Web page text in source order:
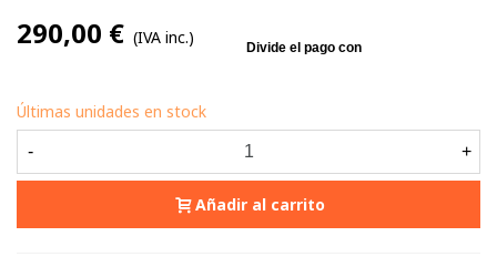
290,00 € (IVA inc.)
Últimas unidades en stock
- +
Añadir al carrito